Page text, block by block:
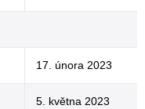
17. února 2023
5. května 2023